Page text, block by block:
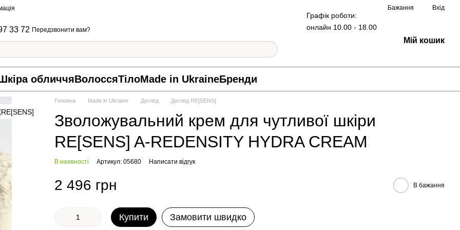
Бажання Вхід
33 72 Передзвонити вам?
Графік роботи:
онлайн 10.00 - 18.00
Мій кошик
обличчяВолоссяТілоMade in UkraineБренди
Головна Made in Ukraine Догляд Догляд RE[SENS]
Зволожувальний крем для чутливої шкіри
RE[SENS] A-REDENSITY HYDRA CREAM
В наявності Артикул: 05680 Написати відгук
2 496 грн В бажання
Купити Замовити швидко